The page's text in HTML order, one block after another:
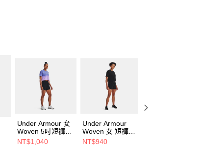
份認證。
多個帳號或使用他人資訊註冊。若發現惡意使用之情
有限公司將有權停止該用戶之使用額度並採取法律行
Under Armour 女
Woven 5吋短褲
1376933-001
NT$1,040
Under Armour
Woven 女 短褲
1377555-001
NT$940